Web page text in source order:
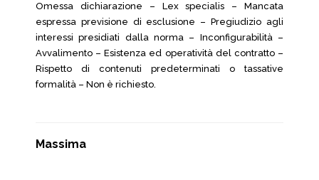
Omessa dichiarazione – Lex specialis – Mancata
espressa previsione di esclusione – Pregiudizio agli
interessi presidiati dalla norma – Inconfigurabilità –
Avvalimento – Esistenza ed operatività del contratto –
Rispetto di contenuti predeterminati o tassative
formalità – Non è richiesto.
Massima